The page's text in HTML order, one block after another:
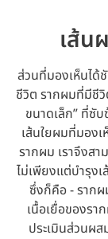
เส้น
ส่วนที่มองเห็นได้
ชีวิต รากผมที่มีชีวิ
ขนาดเล็ก” ที่ซั
เส้นใยผมที่มอง
รากผม เราจึงส
ไม่เพียงแต่บำรุง
ซึ่งก็คือ - รากผ
เนื้อเยื่อของรา
ประเมินส่วนผ